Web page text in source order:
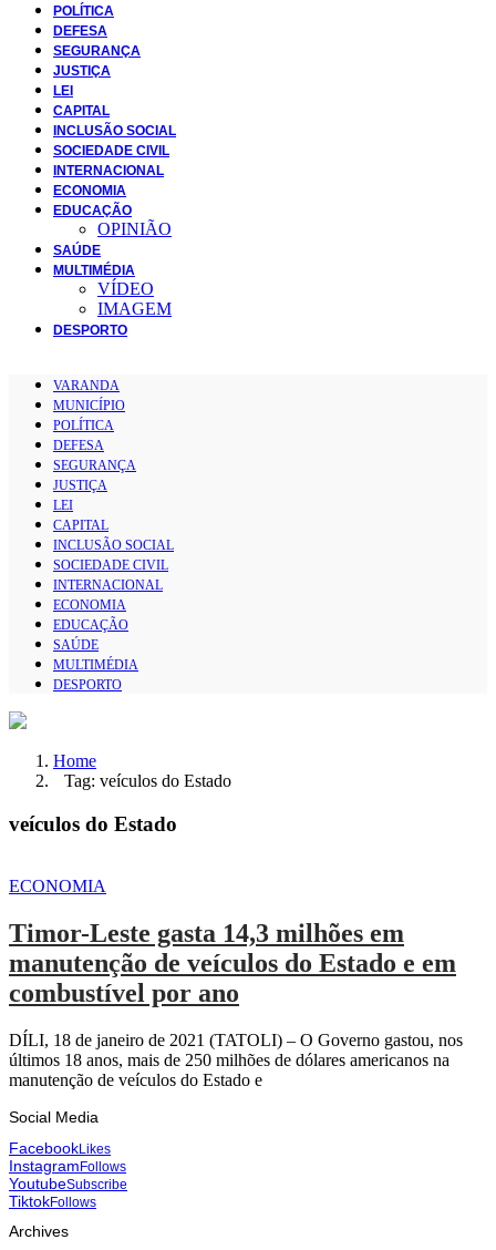
POLÍTICA
DEFESA
SEGURANÇA
JUSTIÇA
LEI
CAPITAL
INCLUSÃO SOCIAL
SOCIEDADE CIVIL
INTERNACIONAL
ECONOMIA
EDUCAÇÃO
OPINIÃO
SAÚDE
MULTIMÉDIA
VÍDEO
IMAGEM
DESPORTO
VARANDA
MUNICÍPIO
POLÍTICA
DEFESA
SEGURANÇA
JUSTIÇA
LEI
CAPITAL
INCLUSÃO SOCIAL
SOCIEDADE CIVIL
INTERNACIONAL
ECONOMIA
EDUCAÇÃO
SAÚDE
MULTIMÉDIA
DESPORTO
Home
Tag: veículos do Estado
veículos do Estado
ECONOMIA
Timor-Leste gasta 14,3 milhões em
manutenção de veículos do Estado e em
combustível por ano
DÍLI, 18 de janeiro de 2021 (TATOLI) – O Governo gastou, nos
últimos 18 anos, mais de 250 milhões de dólares americanos na
manutenção de veículos do Estado e
Social Media
FacebookLikes
InstagramFollows
YoutubeSubscribe
TiktokFollows
Archives